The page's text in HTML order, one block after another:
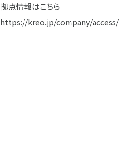
拠点情報はこちら
https://kreo.jp/company/access/